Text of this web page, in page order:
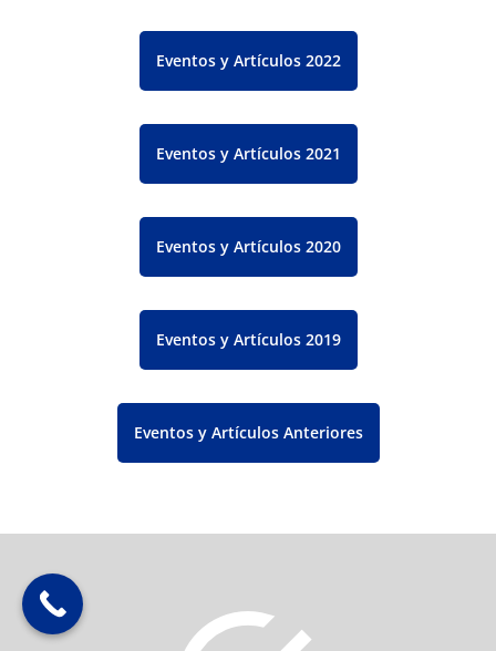
Eventos y Artículos 2022
Eventos y Artículos 2021
Eventos y Artículos 2020
Eventos y Artículos 2019
Eventos y Artículos Anteriores